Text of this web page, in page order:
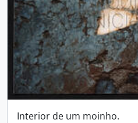
Interior de um moinho.